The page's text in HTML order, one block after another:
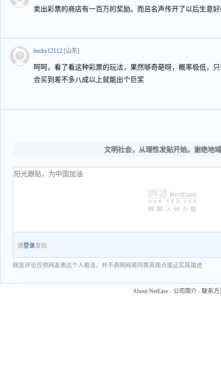
卖出彩票的商店有一百万的奖励。而且名声传开了以后生意
becky12112 [山东]
呵呵，看了看这种彩票的玩法，果然够奇葩呀，概率极低，
合买到差不多八成以上就能出个巨奖
文明社会，从理性发贴开始。谢绝地
请登录发贴
网友评论仅供网友表达个人看法，并不表明网易同意其观点或证实其描述
About NetEase - 公司简介 - 联系方